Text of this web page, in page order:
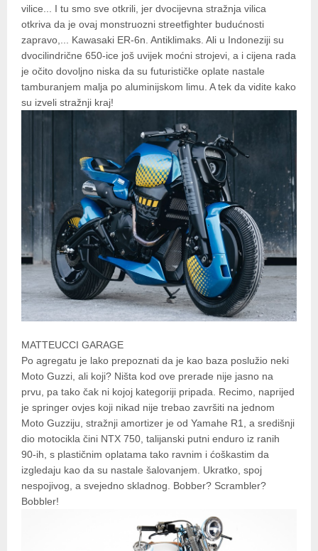
vilice... I tu smo sve otkrili, jer dvocijevna stražnja vilica
otkriva da je ovaj monstruozni streetfighter budućnosti
zapravo,... Kawasaki ER-6n. Antiklimaks. Ali u Indoneziji su
dvocilindrične 650-ice još uvijek moćni strojevi, a i cijena rada
je očito dovoljno niska da su futurističke oplate nastale
tamburanjem malja po aluminijskom limu. A tek da vidite kako
su izveli stražnji kraj!
MATTEUCCI GARAGE
Po agregatu je lako prepoznati da je kao baza poslužio neki
Moto Guzzi, ali koji? Ništa kod ove prerade nije jasno na
prvu, pa tako čak ni kojoj kategoriji pripada. Recimo, naprijed
je springer ovjes koji nikad nije trebao završiti na jednom
Moto Guzziju, stražnji amortizer je od Yamahe R1, a središnji
dio motocikla čini NTX 750, talijanski putni enduro iz ranih
90-ih, s plastičnim oplatama tako ravnim i ćoškastim da
izgledaju kao da su nastale šalovanjem. Ukratko, spoj
nespojivog, a svejedno skladnog. Bobber? Scrambler?
Bobbler!